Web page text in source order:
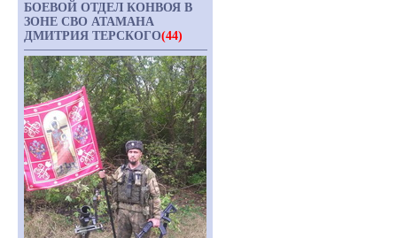
БОЕВОЙ ОТДЕЛ КОНВОЯ В
ЗОНЕ СВО АТАМАНА
ДМИТРИЯ ТЕРСКОГО(44)